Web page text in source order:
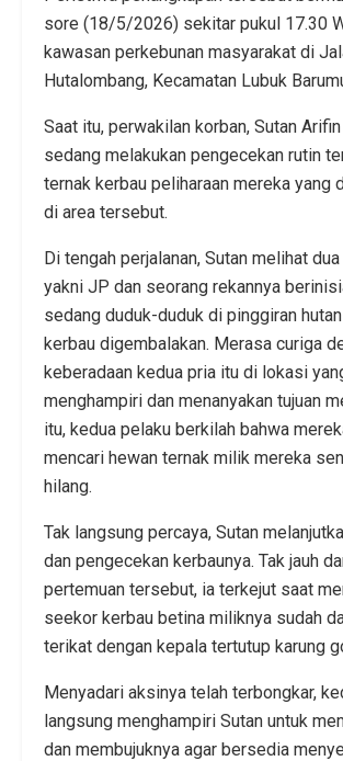
sore (18/5/2026) sekitar pukul 17.30
kawasan perkebunan masyarakat di
Hutalombang, Kecamatan Lubuk
Saat itu, perwakilan korban, Sutan
sedang melakukan pengecekan rutin
ternak kerbau peliharaan mereka yang
di area tersebut.
Di tengah perjalanan, Sutan melihat
yakni JP dan seorang rekannya
sedang duduk-duduk di pinggiran
kerbau digembalakan. Merasa curiga
keberadaan kedua pria itu di lokasi
menghampiri dan menanyakan tujuan
itu, kedua pelaku berkilah bahwa
mencari hewan ternak milik mereka
hilang.
Tak langsung percaya, Sutan
dan pengecekan kerbaunya. Tak jauh
pertemuan tersebut, ia terkejut saat
seekor kerbau betina miliknya sudah
terikat dengan kepala tertutup karung
Menyadari aksinya telah terbongkar,
langsung menghampiri Sutan untuk
dan membujuknya agar bersedia